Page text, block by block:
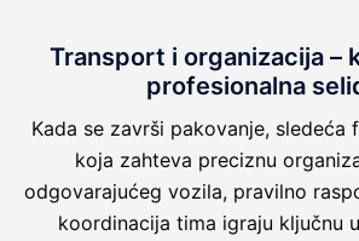
Transport i organizacija –
profesionalna
Kada se završi pakovanje, sledeća
koja zahteva preciznu
odgovarajućeg vozila, pravilno
koordinacija tima igraju ključnu